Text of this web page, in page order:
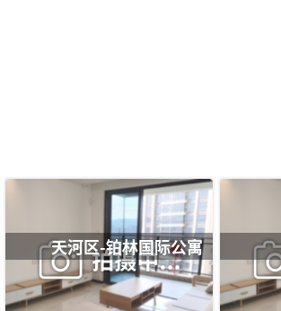
天河区-铂林国际公寓